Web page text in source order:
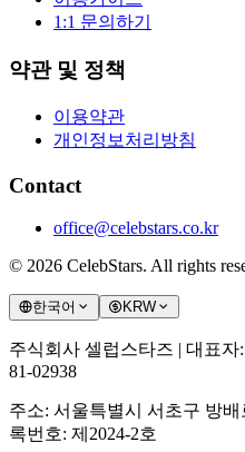
1:1 문의하기
약관 및 정책
이용약관
개인정보처리방침
Contact
office@celebstars.co.kr
© 2026 CelebStars. All rights
한국어 KRW
주식회사 셀럽스타즈 | 대표
81-02938
주소: 서울특별시 서초구 방
록번호: 제2024-2호